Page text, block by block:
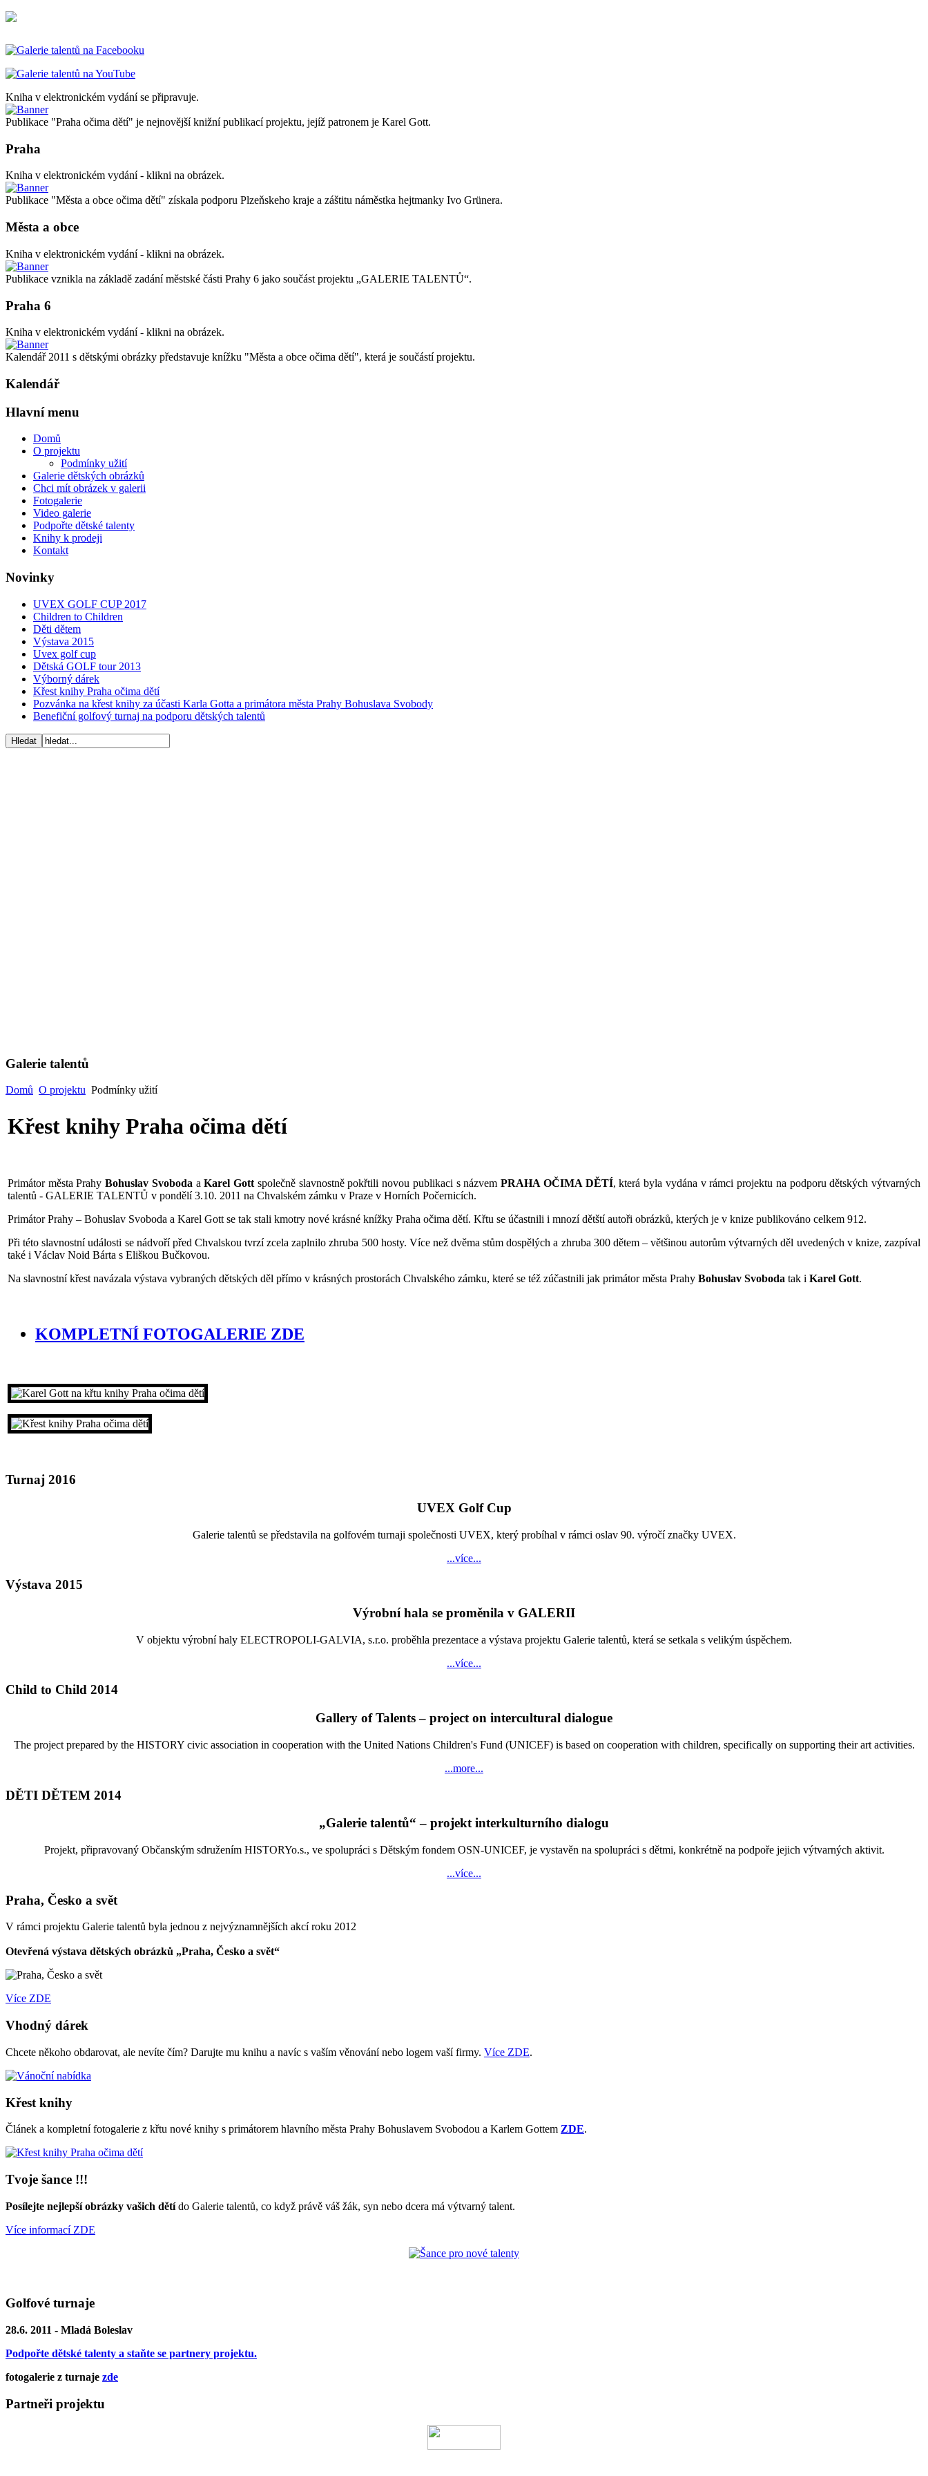
Kniha v elektronickém vydání se připravuje.
Publikace "Praha očima dětí" je nejnovější knižní publikací projektu, jejíž patronem je Karel Gott.
Praha
Kniha v elektronickém vydání - klikni na obrázek.
Publikace "Města a obce očima dětí" získala podporu Plzeňskeho kraje a záštitu náměstka hejtmanky Ivo Grünera.
Města a obce
Kniha v elektronickém vydání - klikni na obrázek.
Publikace vznikla na základě zadání městské části Prahy 6 jako součást projektu „GALERIE TALENTŮ“.
Praha 6
Kniha v elektronickém vydání - klikni na obrázek.
Kalendář 2011 s dětskými obrázky představuje knížku "Města a obce očima dětí", která je součástí projektu.
Kalendář
Hlavní menu
Domů
O projektu
Podmínky užití
Galerie dětských obrázků
Chci mít obrázek v galerii
Fotogalerie
Video galerie
Podpořte dětské talenty
Knihy k prodeji
Kontakt
Novinky
UVEX GOLF CUP 2017
Children to Children
Děti dětem
Výstava 2015
Uvex golf cup
Dětská GOLF tour 2013
Výborný dárek
Křest knihy Praha očima dětí
Pozvánka na křest knihy za účasti Karla Gotta a primátora města Prahy Bohuslava Svobody
Benefiční golfový turnaj na podporu dětských talentů
Galerie talentů
Domů O projektu Podmínky užití
Křest knihy Praha očima dětí
Primátor města PrahyBohuslav Svoboda aKarel Gott společně slavnostně pokřtili novou publikaci s názvemPRAHA OČIMA DĚTÍ, která byla vydána v rámci projektu na podporu dětských výtvarných
talentů - GALERIE TALENTŮ v pondělí 3.10. 2011 na Chvalském zámku v Praze v Horních Počernicích.
Primátor Prahy – Bohuslav Svoboda a Karel Gott se tak stali kmotry nové krásné knížky Praha očima dětí. Křtu se účastnili i mnozí dětští autoři obrázků, kterých je v knize publikováno celkem 912.
Při této slavnostní události se nádvoří před Chvalskou tvrzí zcela zaplnilo zhruba 500 hosty. Více než dvěma stům dospělých a zhruba 300 dětem – většinou autorům výtvarných děl uvedených v knize, zazpíval
také i Václav Noid Bárta s Eliškou Bučkovou.
Na slavnostní křest navázala výstava vybraných dětských děl přímo v krásných prostorách Chvalského zámku, které se též zúčastnili jak primátor města Prahy Bohuslav Svoboda tak i Karel Gott.
KOMPLETNÍ FOTOGALERIE ZDE
Turnaj 2016
UVEX Golf Cup
Galerie talentů se představila na golfovém turnaji společnosti UVEX, který probíhal v rámci oslav 90. výročí značky UVEX.
...více...
Výstava 2015
Výrobní hala se proměnila v GALERII
V objektu výrobní haly ELECTROPOLI-GALVIA, s.r.o. proběhla prezentace a výstava projektu Galerie talentů, která se setkala s velikým úspěchem.
...více...
Child to Child 2014
Gallery of Talents – project on intercultural dialogue
The project prepared by the HISTORY civic association in cooperation with the United Nations Children's Fund (UNICEF) is based on cooperation with children, specifically on supporting their art activities.
...more...
DĚTI DĚTEM 2014
„Galerie talentů“ – projekt interkulturního dialogu
Projekt, připravovaný Občanským sdružením HISTORYo.s., ve spolupráci s Dětským fondem OSN-UNICEF, je vystavěn na spolupráci s dětmi, konkrétně na podpoře jejich výtvarných aktivit.
...více...
Praha, Česko a svět
V rámci projektu Galerie talentů byla jednou z nejvýznamnějších akcí roku 2012
Otevřená výstava dětských obrázků „Praha, Česko a svět“
Více ZDE
Vhodný dárek
Chcete někoho obdarovat, ale nevíte čím? Darujte mu knihu a navíc s vaším věnování nebo logem vaší firmy. Více ZDE.
Křest knihy
Článek a kompletní fotogalerie z křtu nové knihy s primátorem hlavního města Prahy Bohuslavem Svobodou a Karlem Gottem ZDE.
Tvoje šance !!!
Posílejte nejlepší obrázky vašich dětído Galerie talentů, co když právě váš žák, syn nebo dcera má výtvarný talent.
Více informací ZDE
Golfové turnaje
28.6. 2011 - Mladá Boleslav
Podpořte dětské talenty a staňte se partnery projektu.
fotogalerie z turnaje zde
Partneři projektu